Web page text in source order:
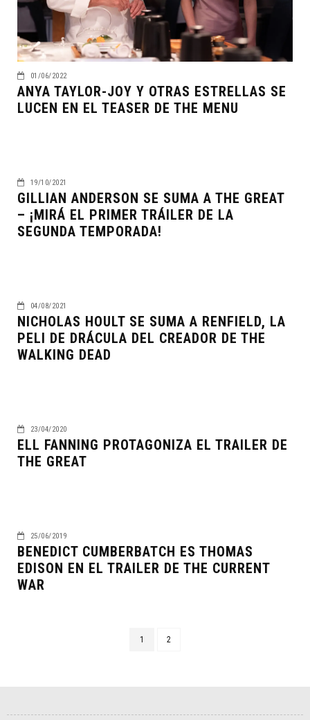
01/06/2022
ANYA TAYLOR-JOY Y OTRAS ESTRELLAS SE
LUCEN EN EL TEASER DE THE MENU
19/10/2021
GILLIAN ANDERSON SE SUMA A THE GREAT
– ¡MIRÁ EL PRIMER TRÁILER DE LA
SEGUNDA TEMPORADA!
04/08/2021
NICHOLAS HOULT SE SUMA A RENFIELD, LA
PELI DE DRÁCULA DEL CREADOR DE THE
WALKING DEAD
23/04/2020
ELL FANNING PROTAGONIZA EL TRAILER DE
THE GREAT
25/06/2019
BENEDICT CUMBERBATCH ES THOMAS
EDISON EN EL TRAILER DE THE CURRENT
WAR
1 2